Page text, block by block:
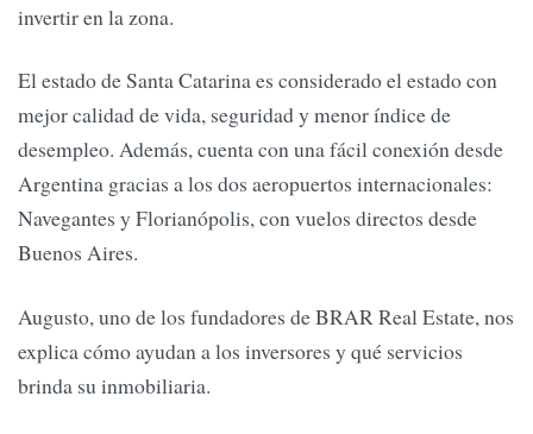
invertir en la zona.
El estado de Santa Catarina es considerado el estado con
mejor calidad de vida, seguridad y menor índice de
desempleo. Además, cuenta con una fácil conexión desde
Argentina gracias a los dos aeropuertos internacionales:
Navegantes y Florianópolis, con vuelos directos desde
Buenos Aires.
Augusto, uno de los fundadores de BRAR Real Estate, nos
explica cómo ayudan a los inversores y qué servicios
brinda su inmobiliaria.